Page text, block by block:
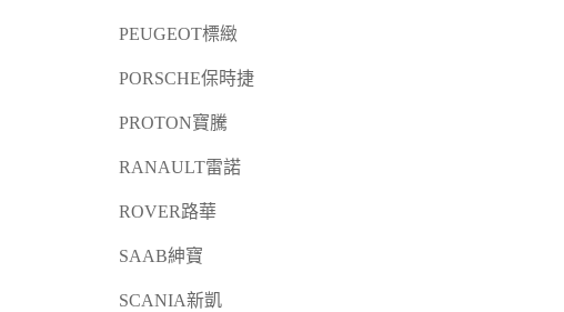
PEUGEOT標緻
PORSCHE保時捷
PROTON寶騰
RANAULT雷諾
ROVER路華
SAAB紳寶
SCANIA新凱